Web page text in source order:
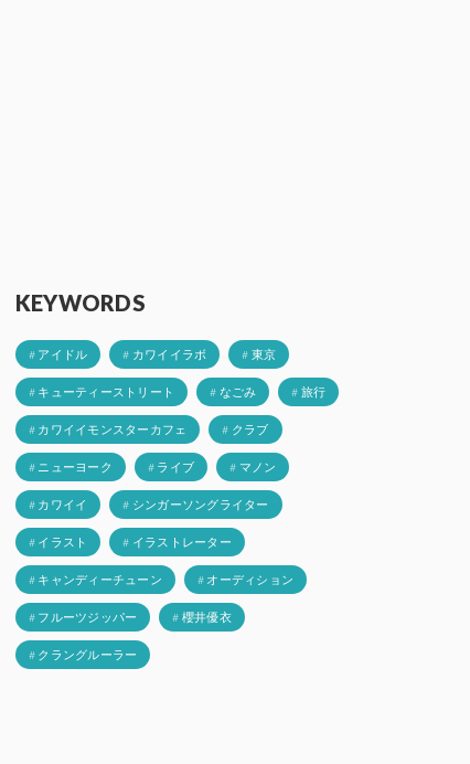
KEYWORDS
# アイドル # カワイイラボ # 東京
# キューティーストリート # なごみ # 旅行
# カワイイモンスターカフェ # クラブ
# ニューヨーク # ライブ # マノン
# カワイイ # シンガーソングライター
# イラスト # イラストレーター
# キャンディーチューン # オーディション
# フルーツジッパー # 櫻井優衣
# クラングルーラー